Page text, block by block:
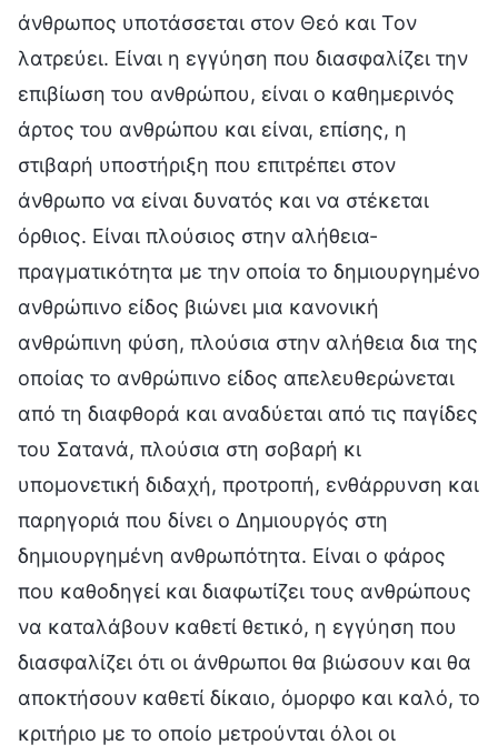
άνθρωπος υποτάσσεται στον Θεό και Τον
λατρεύει. Είναι η εγγύηση που διασφαλίζει την
επιβίωση του ανθρώπου, είναι ο καθημερινός
άρτος του ανθρώπου και είναι, επίσης, η
στιβαρή υποστήριξη που επιτρέπει στον
άνθρωπο να είναι δυνατός και να στέκεται
όρθιος. Είναι πλούσιος στην αλήθεια-
πραγματικότητα με την οποία το δημιουργημένο
ανθρώπινο είδος βιώνει μια κανονική
ανθρώπινη φύση, πλούσια στην αλήθεια δια της
οποίας το ανθρώπινο είδος απελευθερώνεται
από τη διαφθορά και αναδύεται από τις παγίδες
του Σατανά, πλούσια στη σοβαρή κι
υπομονετική διδαχή, προτροπή, ενθάρρυνση και
παρηγοριά που δίνει ο Δημιουργός στη
δημιουργημένη ανθρωπότητα. Είναι ο φάρος
που καθοδηγεί και διαφωτίζει τους ανθρώπους
να καταλάβουν καθετί θετικό, η εγγύηση που
διασφαλίζει ότι οι άνθρωποι θα βιώσουν και θα
αποκτήσουν καθετί δίκαιο, όμορφο και καλό, το
κριτήριο με το οποίο μετρούνται όλοι οι